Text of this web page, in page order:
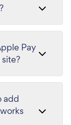
Pay
add